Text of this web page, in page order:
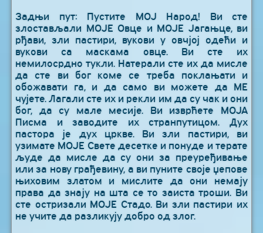
Задњи пут: Пустите МОЈ Народ! Ви сте
злостављали МОЈЕ Овце и МОЈЕ Јагањце, ви
рђави, зли пастири, вукови у овчјој одећи и
вукови са маскама овце. Ви сте их
немилосрдно тукли. Натерали сте их да мисле
да сте ви бог коме се треба поклањати и
обожавати га, и да само ви можете да МЕ
чујете. Лагали сте их и рекли им да су чак и они
бог, да су мале месије. Ви изврћете МОЈА
Писма и заводите их странпутицом. Дух
пастора је дух цркве. Ви зли пастири, ви
узимате МОЈЕ Свете десетке и понуде и терате
људе да мисле да су они за преуређивање
или за нову грађевину, а ви пуните своје џепове
њиховим златом и мислите да они немају
права да знају на шта се то заиста троши. Ви
сте остризали МОЈЕ Стадо. Ви зли пастири их
не учите да разликују добро од злог.